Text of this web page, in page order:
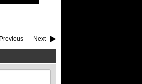
Previous Next